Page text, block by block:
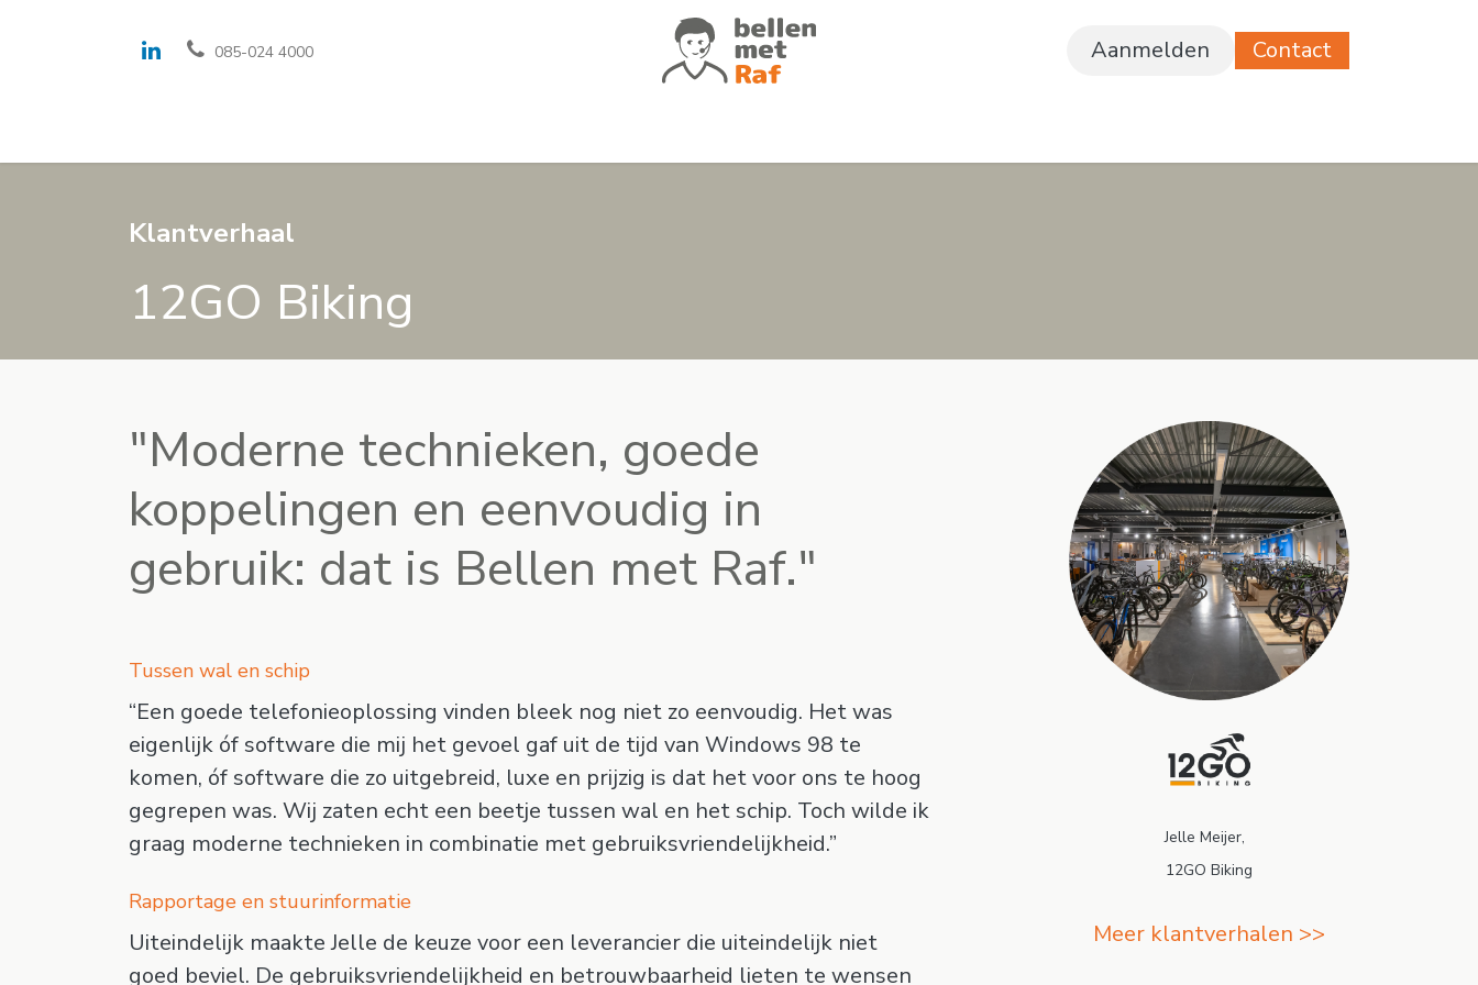
085-024 4000 Aanmelden Contact
Klantverhaal
12GO Biking
"Moderne technieken, goede
koppelingen en eenvoudig in
gebruik: dat is Bellen met Raf."
Tussen wal en schip
“Een goede telefonieoplossing vinden bleek nog niet zo eenvoudig. Het was
eigenlijk óf software die mij het gevoel gaf uit de tijd van Windows 98 te
komen, óf software die zo uitgebreid, luxe en prijzig is dat het voor ons te hoog
gegrepen was. Wij zaten echt een beetje tussen wal en het schip. Toch wilde ik
graag moderne technieken in combinatie met gebruiksvriendelijkheid.”
Rapportage en stuurinformatie
Uiteindelijk maakte Jelle de keuze voor een leverancier die uiteindelijk niet
goed beviel. De gebruiksvriendelijkheid en betrouwbaarheid lieten te wensen
Jelle Meijer,
12GO Biking
Meer klantverhalen >>